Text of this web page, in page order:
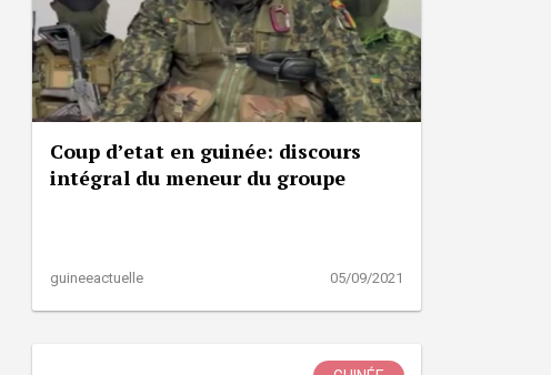
Coup d’etat en guinée: discours
intégral du meneur du groupe
guineeactuelle 05/09/2021